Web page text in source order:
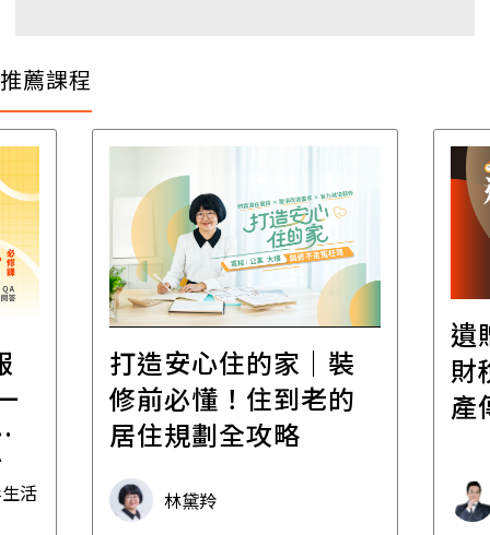
推薦課程
活
打造安心住的家｜裝
修前必懂！住到老的
居住規劃全攻略
林黛羚
遺
財
產